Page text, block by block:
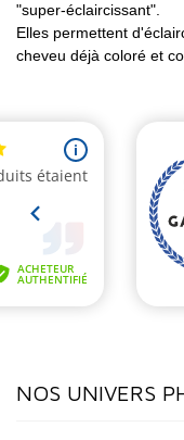
"super-éclaircissant".
Elles permettent
cheveu déjà coloré et
NOS UNIVERS